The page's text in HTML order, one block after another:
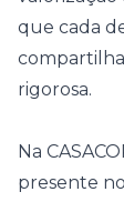
que cada
rigorosa.
Na
presente